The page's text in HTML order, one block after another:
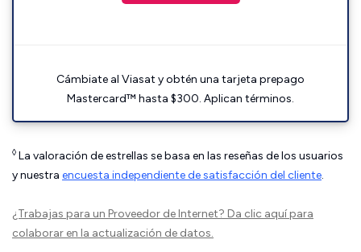
Cámbiate al Viasat y obtén una tarjeta prepago
Mastercard™ hasta $300. Aplican términos.
◊ La valoración de estrellas se basa en las reseñas de los usuarios
y nuestra encuesta independiente de satisfacción del cliente.
¿Trabajas para un Proveedor de Internet? Da clic aquípara
colaborar en la actualización de datos.